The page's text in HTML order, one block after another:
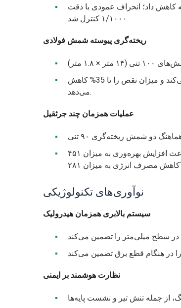
هیدرولیکی + تنظیم لیزری، زمان بلند کردن را از ۲.۵ ساعت به ۵۵ دقیقه کاهش داد؛ انحراف عمودی با دقت
۱/۱۰۰۰ کنترل شد.
ریخته‌گری پیوسته شمش فولادی
× ۱.۸ متر)
نتیجه: ساختار چهار تیرچه، انحراف را کاهش می‌دهد، ریخته‌گری پیوسته پایدار را تضمین می‌کند و میزان نقص را تا 35% کاهش
می‌دهد.
عملیات همزمان چند جرثقیل
دو شمش ریخته‌گری ۹۰ تنی
نتیجه: سیستم هماهنگی هوشمند، سرعت و موقعیت را همگام‌سازی می‌کند، که باعث افزایش بهره‌وری به میزان ۴۵۱TP1T و
نوآوری‌های تکنولوژیکی
سیستم بالابری همزمان هیدرولیک
سطح میلی‌متر را تضمین می‌کند
در هنگام قطع برق تضمین می‌کند
نظارت هوشمند بر ایمنی